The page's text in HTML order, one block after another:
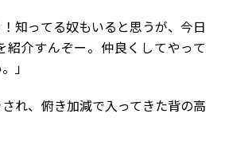
知ってる奴もいると思うが、今日
紹介すんぞー。仲良くしてやって
」
れ、俯き加減で入ってきた背の高